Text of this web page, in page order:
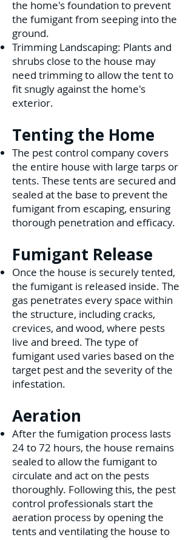
the home's foundation to prevent
the fumigant from seeping into the
ground.
Trimming Landscaping: Plants and
shrubs close to the house may
need trimming to allow the tent to
fit snugly against the home's
exterior.
Tenting the Home
The pest control company covers
the entire house with large tarps or
tents. These tents are secured and
sealed at the base to prevent the
fumigant from escaping, ensuring
thorough penetration and efficacy.
Fumigant Release
Once the house is securely tented,
the fumigant is released inside. The
gas penetrates every space within
the structure, including cracks,
crevices, and wood, where pests
live and breed. The type of
fumigant used varies based on the
target pest and the severity of the
infestation.
Aeration
After the fumigation process lasts
24 to 72 hours, the house remains
sealed to allow the fumigant to
circulate and act on the pests
thoroughly. Following this, the pest
control professionals start the
aeration process by opening the
tents and ventilating the house to